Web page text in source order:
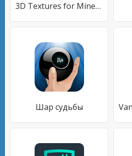
3D Textures for Minecraft
Шар судьбы